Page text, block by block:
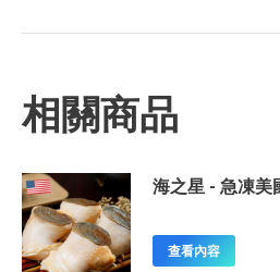
相關商品
海之星 - 急凍美
查看內容